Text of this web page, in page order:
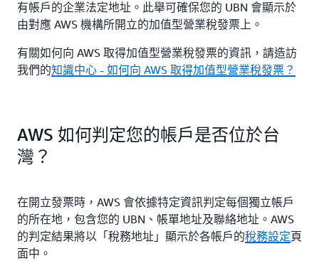
有帳戶的企業法定地址。此舉可確保您的 UBN 會顯示於
由對應 AWS 機構所開立的加值型營業稅發票上。
有關如何向 AWS 取得加值型營業稅發票的資訊，請造訪
我們的知識中心 - 如何向 AWS 取得加值型營業稅發票？
AWS 如何判定您的帳戶是否位於台
灣？
在開立發票時，AWS 會依據特定資訊判定每個獨立帳戶
的所在地，包含您的 UBN、帳單地址及聯絡地址。AWS
的判定結果將以「稅務地址」顯示於各帳戶的稅務設定頁
面中。